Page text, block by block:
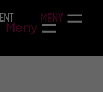
MENY
Meny